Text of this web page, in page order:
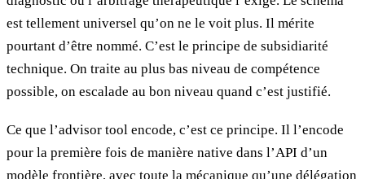
est tellement universel qu’on ne le voit plus. Il mérite
pourtant d’être nommé. C’est le principe de subsidiarité
technique. On traite au plus bas niveau de compétence
possible, on escalade au bon niveau quand c’est justifié.
Ce que l’advisor tool encode, c’est ce principe. Il l’encode
pour la première fois de manière native dans l’API d’un
modèle frontière, avec toute la mécanique qu’une délégation